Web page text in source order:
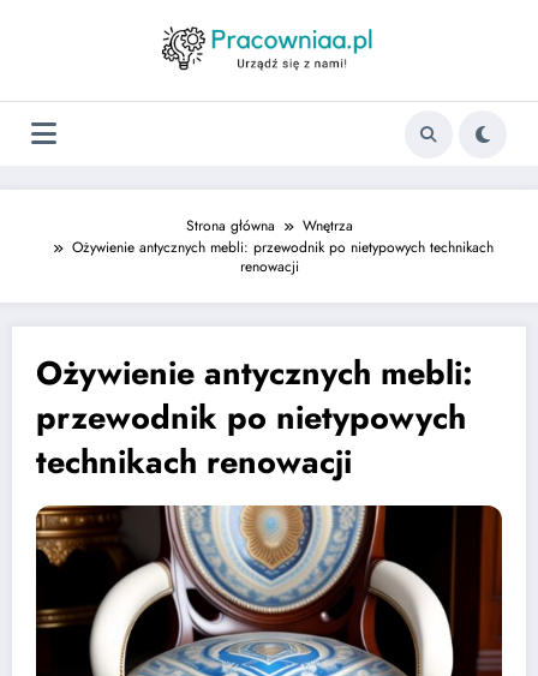
Strona główna
Wnętrza
Ożywienie antycznych mebli: przewodnik po nietypowych technikach
renowacji
Ożywienie antycznych mebli:
przewodnik po nietypowych
technikach renowacji